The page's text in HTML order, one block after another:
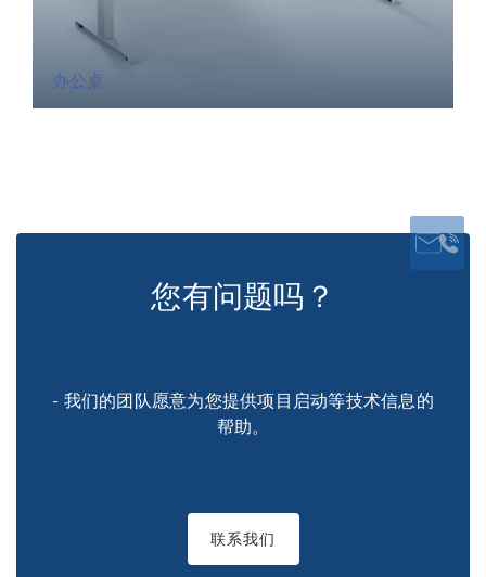
办公桌
您有问题吗？
- 我们的团队愿意为您提供项目启动等技术信息的
帮助。
联系我们